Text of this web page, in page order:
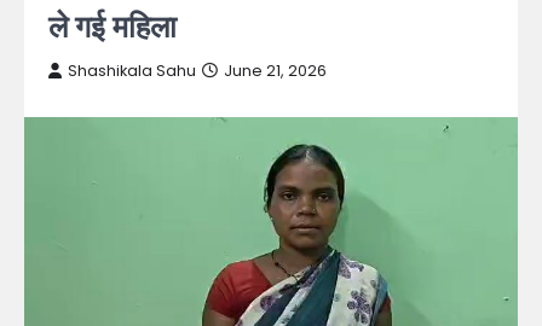
ले गई महिला
Shashikala Sahu June 21, 2026